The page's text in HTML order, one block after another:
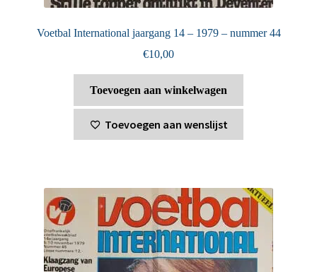
Voetbal International jaargang 14 – 1979 – nummer 44
€10,00
Toevoegen aan winkelwagen
Toevoegen aan wenslijst